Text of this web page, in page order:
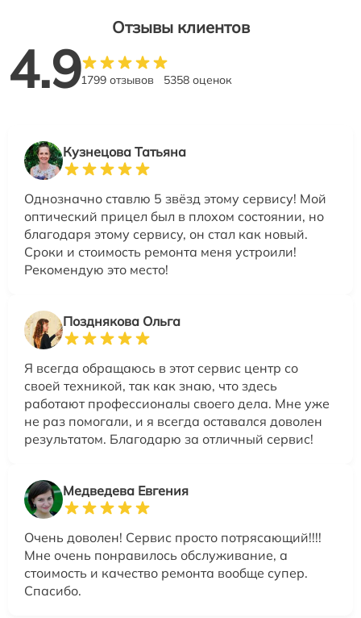
Отзывы клиентов
4.91799 отзывов 5358 оценок
Кузнецова Татьяна
Однозначно ставлю 5 звёзд этому сервису! Мой
оптический прицел был в плохом состоянии, но
благодаря этому сервису, он стал как новый.
Сроки и стоимость ремонта меня устроили!
Рекомендую это место!
Позднякова Ольга
Я всегда обращаюсь в этот сервис центр со
своей техникой, так как знаю, что здесь
работают профессионалы своего дела. Мне уже
не раз помогали, и я всегда оставался доволен
результатом. Благодарю за отличный сервис!
Медведева Евгения
Очень доволен! Сервис просто потрясающий!!!!
Мне очень понравилось обслуживание, а
стоимость и качество ремонта вообще супер.
Спасибо.